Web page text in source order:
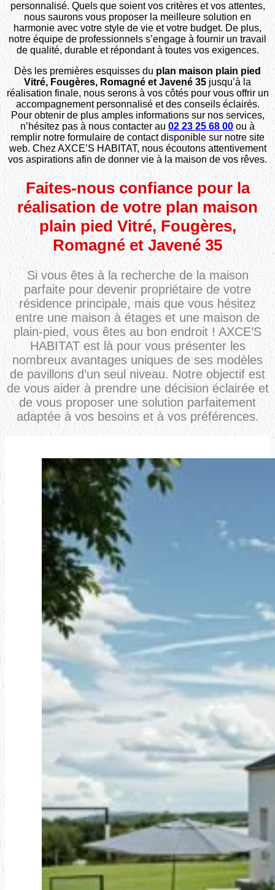
personnalisé. Quels que soient vos critères et vos attentes,
nous saurons vous proposer la meilleure solution en
harmonie avec votre style de vie et votre budget. De plus,
notre équipe de professionnels s’engage à fournir un travail
de qualité, durable et répondant à toutes vos exigences.
Dès les premières esquisses du plan maison plain pied
Vitré, Fougères, Romagné et Javené 35jusqu’à la
réalisation finale, nous serons à vos côtés pour vous offrir un
accompagnement personnalisé et des conseils éclairés.
Pour obtenir de plus amples informations sur nos services,
n’hésitez pas à nous contacter au 02 23 25 68 00 ou à
remplir notre formulaire de contact disponible sur notre site
web. Chez AXCE’S HABITAT, nous écoutons attentivement
vos aspirations afin de donner vie à la maison de vos rêves.
Faites-nous confiance pour la
réalisation de votre plan maison
plain pied Vitré, Fougères,
Romagné et Javené 35
Si vous êtes à la recherche de la maison
parfaite pour devenir propriétaire de votre
résidence principale, mais que vous hésitez
entre une maison à étages et une maison de
plain-pied, vous êtes au bon endroit ! AXCE’S
HABITAT est là pour vous présenter les
nombreux avantages uniques de ses modèles
de pavillons d’un seul niveau. Notre objectif est
de vous aider à prendre une décision éclairée et
de vous proposer une solution parfaitement
adaptée à vos besoins et à vos préférences.